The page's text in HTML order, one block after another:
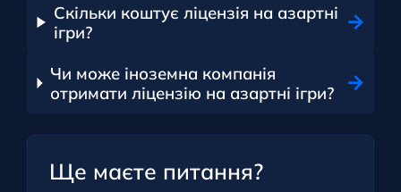
Скільки коштує ліцензія на азартні
ігри?
Чи може іноземна компанія
отримати ліцензію на азартні ігри?
Ще маєте питання?